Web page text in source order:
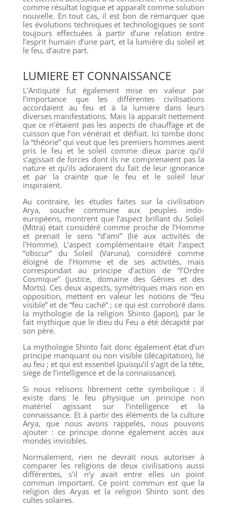
comme résultat logique et apparaît comme solution
nouvelle. En tout cas, il est bon de remarquer que
les évolutions techniques et technologiques se sont
toujours effectuées à partir d’une relation entre
l’esprit humain d’une part, et la lumière du soleil et
le feu, d’autre part.
LUMIERE ET CONNAISSANCE
L’Antiquité fut également mise en valeur par
l’importance que les différentes civilisations
accordaient au feu et à la lumière dans leurs
diverses manifestations. Mais là apparaît nettement
que ce n’étaient pas les aspects de chauffage et de
cuisson que l’on vénérait et déifiait. Ici tombe donc
la “théorie” qui veut que les premiers hommes aient
pris le feu et le soleil comme dieux parce qu’il
s’agissait de forces dont ils ne comprenaient pas la
nature et qu’ils adoraient du fait de leur ignorance
et par la crainte que le feu et le soleil leur
inspiraient.
Au contraire, les études faites sur la civilisation
Arya, souche commune aux peuples indo-
européens, montrent que l’aspect brillant du Soleil
(Mitra) était considéré comme proche de l’Homme
et prenait le sens “d’ami” (lié aux activités de
l’Homme). L’aspect complémentaire était l’aspect
“obscur” du Soleil (Varuna), considéré comme
éloigné de l’Homme et de ses activités, mais
correspondait au principe d’action de “l’Ordre
Cosmique” (justice, domaine des Génies et des
Morts). Ces deux aspects, symétriques mais non en
opposition, mettent en valeur les notions de “feu
visible” et de “feu caché” ; ce qui est corroboré dans
la mythologie de la religion Shinto (Japon), par le
fait mythique que le dieu du Feu a été décapité par
son père.
La mythologie Shinto fait donc également état d’un
principe manquant ou non visible (décapitation), lié
au feu ; et qui est essentiel (puisqu’il s’agit de la tête,
siège de l’intelligence et de la connaissance).
Si nous relisons librement cette symbolique : il
existe dans le feu physique un principe non
matériel agissant sur l’intelligence et la
connaissance. Et à partir des éléments de la culture
Arya, que nous avons rappelés, nous pouvons
ajouter : ce principe donne également accès aux
mondes invisibles.
Normalement, rien ne devrait nous autoriser à
comparer les religions de deux civilisations aussi
différentes, s’il n’y avait entre elles un point
commun important. Ce point commun est que la
religion des Aryas et la religion Shinto sont des
cultes solaires.